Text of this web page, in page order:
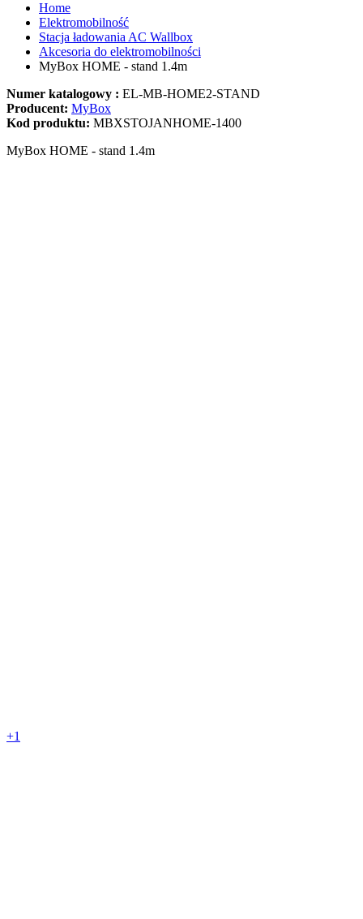
Home
Elektromobilność
Stacja ładowania AC Wallbox
Akcesoria do elektromobilności
MyBox HOME - stand 1.4m
Numer katalogowy : EL-MB-HOME2-STAND
Producent: MyBox
Kod produktu: MBXSTOJANHOME-1400
MyBox HOME - stand 1.4m
+1